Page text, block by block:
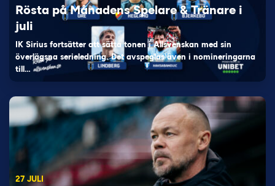
Rösta på Månadens Spelare & Tränare i
juli
IK Sirius fortsätter att sätta tonen i Allsvenskan med sin
överlägsna serieledning. Det avspeglas även i nomineringarna
till…
27 JULI